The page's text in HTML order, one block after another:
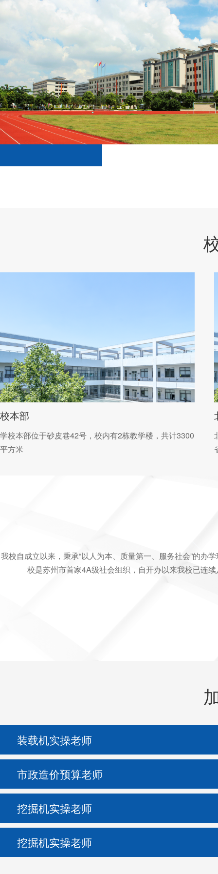
校本部
学校本部位于砂皮巷42号，校内有2栋教学楼，共计3300
平方米
我校自成立以来，秉承“以人为本、质量第一、服务社会”的办
校是苏州市首家4A级社会组织，自开办以来我校已连
装载机实操老师
市政造价预算老师
挖掘机实操老师
挖掘机实操老师